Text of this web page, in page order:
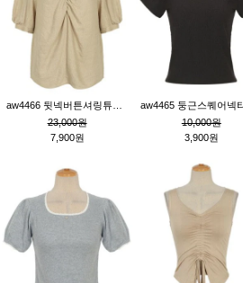
23,000원
7,900원
10,000원
3,900원